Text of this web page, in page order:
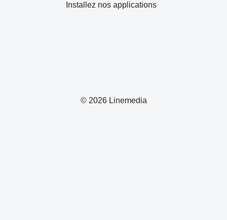
© 2026 Linemedia
Installez nos applications